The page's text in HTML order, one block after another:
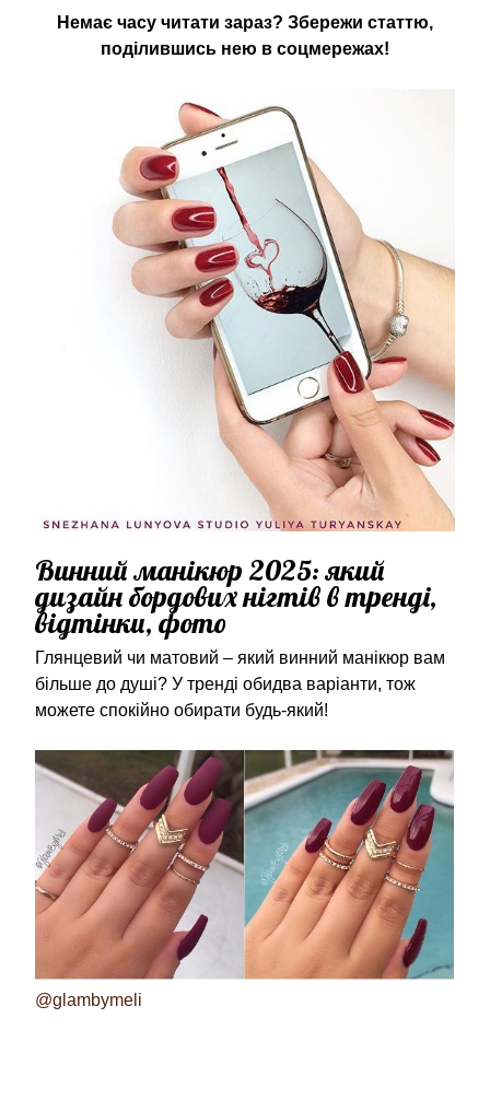
Немає часу читати зараз? Збережи статтю,
поділившись нею в соцмережах!
Винний манікюр 2025: який
дизайн бордових нігтів в тренді,
відтінки, фото
Глянцевий чи матовий – який винний манікюр вам
більше до душі? У тренді обидва варіанти, тож
можете спокійно обирати будь-який!
@glambymeli